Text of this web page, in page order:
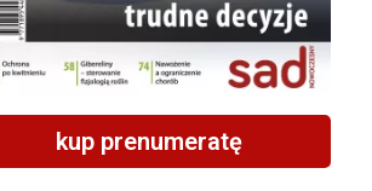
kup prenumeratę